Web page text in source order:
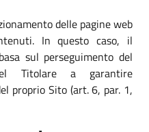
delle pagine web
In questo caso, il
sul perseguimento del
Titolare a garantire
proprio Sito (art. 6, par. 1,